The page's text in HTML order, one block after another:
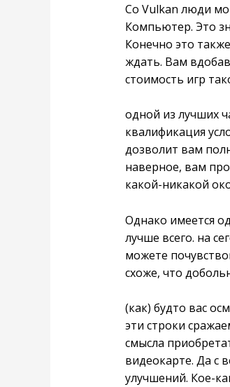
Со Vulkan люди
Компьютер. Это
Конечно это
ждать. Вам
стоимость игр
одной из лучших
квалификация
дозволит вам
наверное, вам
какой-никакой
Однако имеется
лучше всего. на
можете
схоже, что
(как) будто вас
эти строки
смысла
видеокарте. Да с
улучшений. Кое-